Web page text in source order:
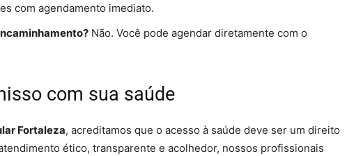
com agendamento imediato.
Não. Você pode agendar diretamente com o
com sua saúde
Fortaleza, acreditamos que o acesso à saúde deve ser um direito
ético, transparente e acolhedor, nossos profissionais